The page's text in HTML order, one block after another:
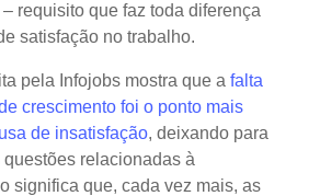
requisito que faz toda diferença
satisfação no trabalho.
pela Infojobs mostra que a falta
crescimento foi o ponto mais
de insatisfação, deixando para
relacionadas à
significa que, cada vez mais, as